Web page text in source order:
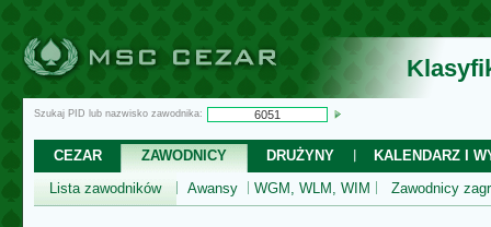
Szukaj PID lub nazwisko zawodnika:
CEZAR ZAWODNICY DRUŻYNY
KALENDARZ I
Lista zawodników
Awansy WGM, WLM, WIM Zawodnicy